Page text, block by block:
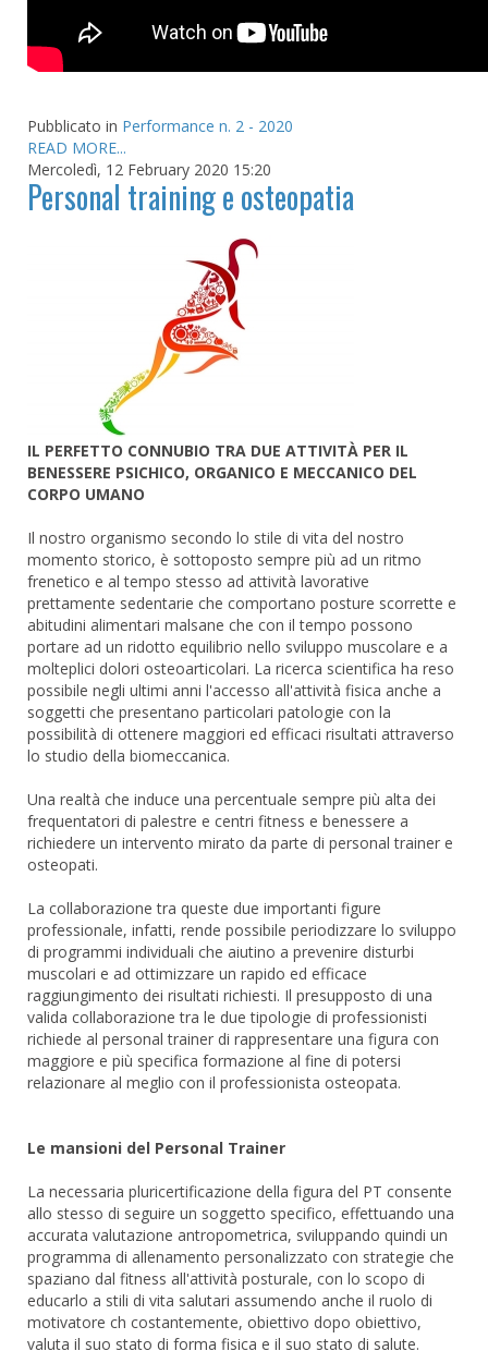
Pubblicato in Performance n. 2 - 2020
READ MORE...
Mercoledì, 12 February 2020 15:20
Personal training e osteopatia
IL PERFETTO CONNUBIO TRA DUE ATTIVITÀ PER IL
BENESSERE PSICHICO, ORGANICO E MECCANICO DEL
CORPO UMANO
Il nostro organismo secondo lo stile di vita del nostro
momento storico, è sottoposto sempre più ad un ritmo
frenetico e al tempo stesso ad attività lavorative
prettamente sedentarie che comportano posture scorrette e
abitudini alimentari malsane che con il tempo possono
portare ad un ridotto equilibrio nello sviluppo muscolare e a
molteplici dolori osteoarticolari. La ricerca scientifica ha reso
possibile negli ultimi anni l'accesso all'attività fisica anche a
soggetti che presentano particolari patologie con la
possibilità di ottenere maggiori ed efficaci risultati attraverso
lo studio della biomeccanica.
Una realtà che induce una percentuale sempre più alta dei
frequentatori di palestre e centri fitness e benessere a
richiedere un intervento mirato da parte di personal trainer e
osteopati.
La collaborazione tra queste due importanti figure
professionale, infatti, rende possibile periodizzare lo sviluppo
di programmi individuali che aiutino a prevenire disturbi
muscolari e ad ottimizzare un rapido ed efficace
raggiungimento dei risultati richiesti. Il presupposto di una
valida collaborazione tra le due tipologie di professionisti
richiede al personal trainer di rappresentare una figura con
maggiore e più specifica formazione al fine di potersi
relazionare al meglio con il professionista osteopata.
Le mansioni del Personal Trainer
La necessaria pluricertificazione della figura del PT consente
allo stesso di seguire un soggetto specifico, effettuando una
accurata valutazione antropometrica, sviluppando quindi un
programma di allenamento personalizzato con strategie che
spaziano dal fitness all'attività posturale, con lo scopo di
educarlo a stili di vita salutari assumendo anche il ruolo di
motivatore ch costantemente, obiettivo dopo obiettivo,
valuta il suo stato di forma fisica e il suo stato di salute.